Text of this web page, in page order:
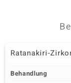
Karatgewicht Summe
Fassung
Ratanakiri-
Behandlung